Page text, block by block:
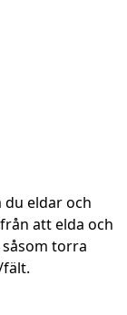
eldar och
att elda och
torra